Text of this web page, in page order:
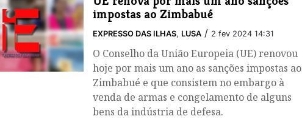
impostas ao Zimbabué
EXPRESSO DAS ILHAS, LUSA / 2 fev 2024 14:31
O Conselho da União Europeia (UE) renovou
hoje por mais um ano as sanções impostas ao
Zimbabué e que consistem no embargo à
venda de armas e congelamento de alguns
bens da indústria de defesa.